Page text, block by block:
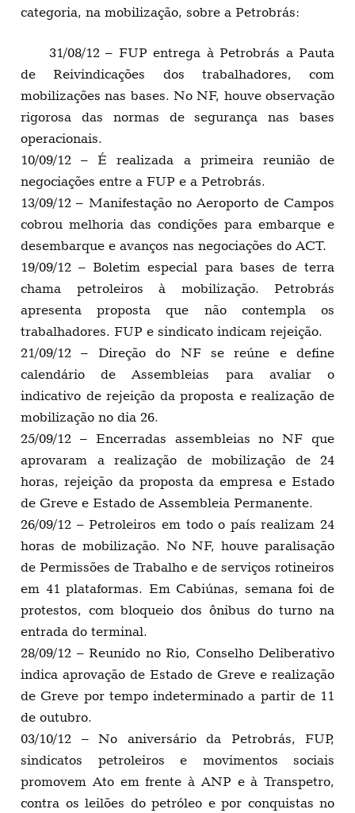
categoria, na mobilização, sobre a Petrobrás:
31/08/12 – FUP entrega à Petrobrás a Pauta
de Reivindicações dos trabalhadores, com
mobilizações nas bases. No NF, houve observação
rigorosa das normas de segurança nas bases
operacionais.
10/09/12 – É realizada a primeira reunião de
negociações entre a FUP e a Petrobrás.
13/09/12 – Manifestação no Aeroporto de Campos
cobrou melhoria das condições para embarque e
desembarque e avanços nas negociações do ACT.
19/09/12 – Boletim especial para bases de terra
chama petroleiros à mobilização. Petrobrás
apresenta proposta que não contempla os
trabalhadores. FUP e sindicato indicam rejeição.
21/09/12 – Direção do NF se reúne e define
calendário de Assembleias para avaliar o
indicativo de rejeição da proposta e realização de
mobilização no dia 26.
25/09/12 – Encerradas assembleias no NF que
aprovaram a realização de mobilização de 24
horas, rejeição da proposta da empresa e Estado
de Greve e Estado de Assembleia Permanente.
26/09/12 – Petroleiros em todo o país realizam 24
horas de mobilização. No NF, houve paralisação
de Permissões de Trabalho e de serviços rotineiros
em 41 plataformas. Em Cabiúnas, semana foi de
protestos, com bloqueio dos ônibus do turno na
entrada do terminal.
28/09/12 – Reunido no Rio, Conselho Deliberativo
indica aprovação de Estado de Greve e realização
de Greve por tempo indeterminado a partir de 11
de outubro.
03/10/12 – No aniversário da Petrobrás, FUP,
sindicatos petroleiros e movimentos sociais
promovem Ato em frente à ANP e à Transpetro,
contra os leilões do petróleo e por conquistas no